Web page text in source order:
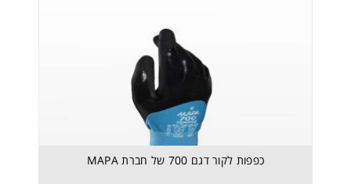
כפפות לקור דגם 700 של חברת MAPA